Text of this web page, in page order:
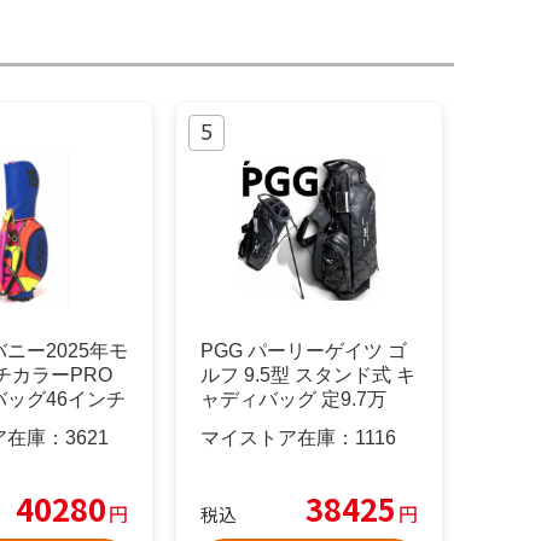
ニー2025年モ
カラーPRO
ッグ46インチ
庫： 3621
40280円
PGG パーリーゲイツ ゴ
ルフ 9.5型 スタンド式 キ
ャディバッグ 定9.7万
マイストア在庫： 1116
税込 38425 円